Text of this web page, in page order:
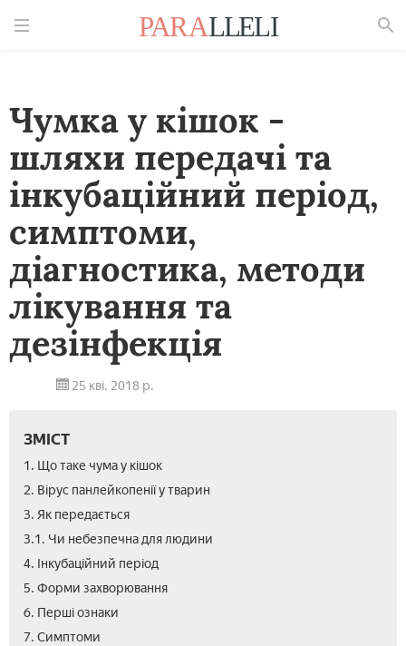
Чумка у кішок -
шляхи передачі та
інкубаційний період,
симптоми,
діагностика, методи
лікування та
дезінфекція
25 кві. 2018 р.
ЗМІСТ
1. Що таке чума у кішок
2. Вірус панлейкопенії у тварин
3. Як передається
3.1. Чи небезпечна для людини
4. Інкубаційний період
5. Форми захворювання
6. Перші ознаки
7. Симптоми